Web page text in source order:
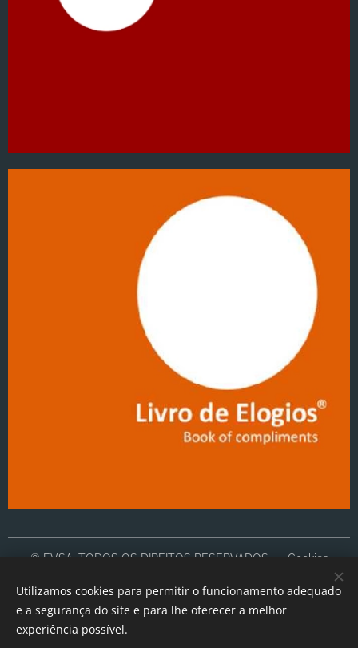
© EVSA, TODOS OS DIREITOS RESERVADOS Cookies
Idiomas
Português
English
Utilizamos cookies para permitir o funcionamento adequado
e a segurança do site e para lhe oferecer a melhor
experiência possível.